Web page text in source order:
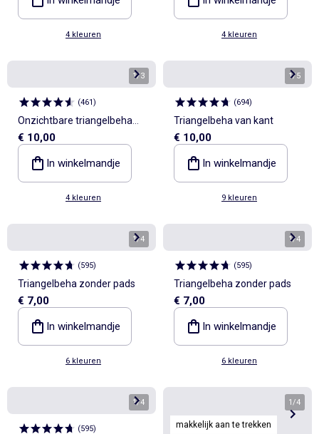
4 kleuren 4 kleuren
1/3
(461)
Onzichtbare triangelbeha
van microvezel
€ 10,00
In winkelmandje
4 kleuren
1/5
(694)
Triangelbeha van kant
€ 10,00
In winkelmandje
9 kleuren
1/4
(595)
Triangelbeha zonder pads
€ 7,00
In winkelmandje
6 kleuren
1/4
(595)
Triangelbeha zonder pads
€ 7,00
In winkelmandje
6 kleuren
1/4
(595) makkelijk aan te trekken
1 /4